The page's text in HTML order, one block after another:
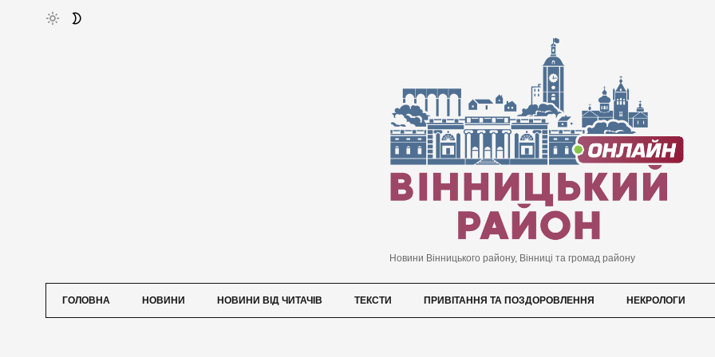
Новини Вінницького району, Вінниці та громад району
ГОЛОВНА НОВИНИ НОВИНИ ВІД ЧИТАЧІВ ТЕКСТИ ПРИВІТАННЯ ТА ПОЗДОРОВЛЕННЯ НЕКРОЛОГИ